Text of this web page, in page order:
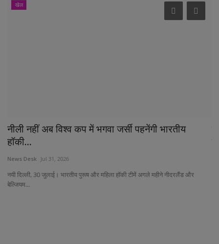
खेल
नीली नहीं अब विश्व कप में भगवा जर्सी पहनेंगी भारतीय
हॉकी...
News Desk Jul 31, 2026
नयी दिल्ली, 30 जुलाई। भारतीय पुरूष और महिला हॉकी टीमें अगले महीने नीदरलैंड और
बेल्जियम...